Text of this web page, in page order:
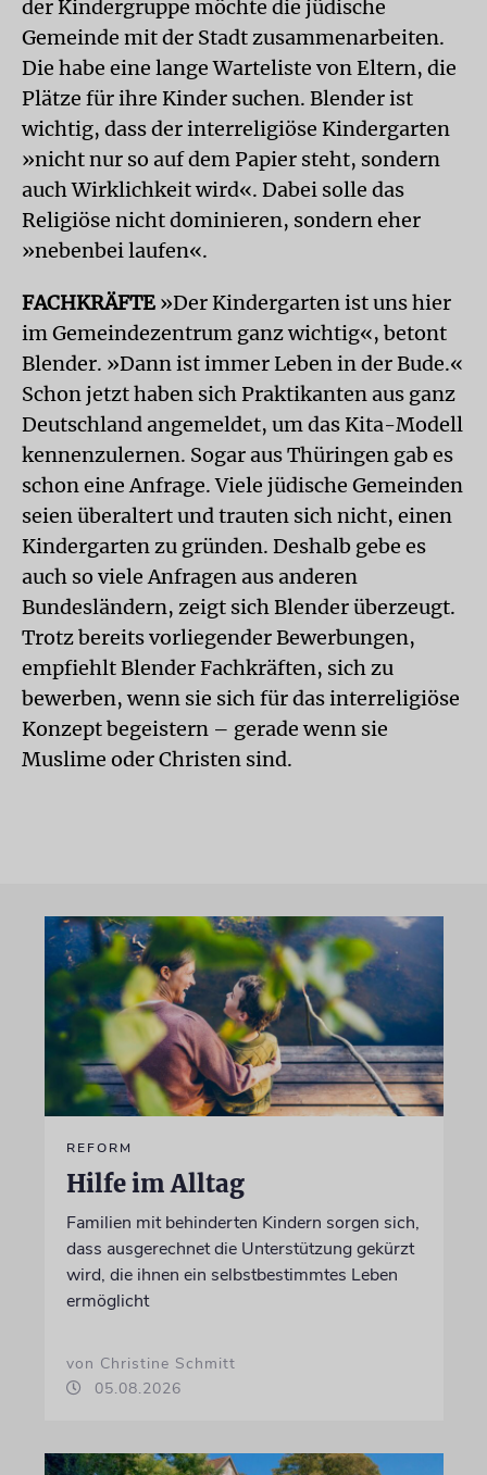
der Kindergruppe möchte die jüdische
Gemeinde mit der Stadt zusammenarbeiten.
Die habe eine lange Warteliste von Eltern, die
Plätze für ihre Kinder suchen. Blender ist
wichtig, dass der interreligiöse Kindergarten
»nicht nur so auf dem Papier steht, sondern
auch Wirklichkeit wird«. Dabei solle das
Religiöse nicht dominieren, sondern eher
»nebenbei laufen«.
FACHKRÄFTE »Der Kindergarten ist uns hier
im Gemeindezentrum ganz wichtig«, betont
Blender. »Dann ist immer Leben in der Bude.«
Schon jetzt haben sich Praktikanten aus ganz
Deutschland angemeldet, um das Kita-Modell
kennenzulernen. Sogar aus Thüringen gab es
schon eine Anfrage. Viele jüdische Gemeinden
seien überaltert und trauten sich nicht, einen
Kindergarten zu gründen. Deshalb gebe es
auch so viele Anfragen aus anderen
Bundesländern, zeigt sich Blender überzeugt.
Trotz bereits vorliegender Bewerbungen,
empfiehlt Blender Fachkräften, sich zu
bewerben, wenn sie sich für das interreligiöse
Konzept begeistern – gerade wenn sie
Muslime oder Christen sind.
REFORM
Hilfe im Alltag
Familien mit behinderten Kindern sorgen sich,
dass ausgerechnet die Unterstützung gekürzt
wird, die ihnen ein selbstbestimmtes Leben
ermöglicht
von Christine Schmitt
05.08.2026